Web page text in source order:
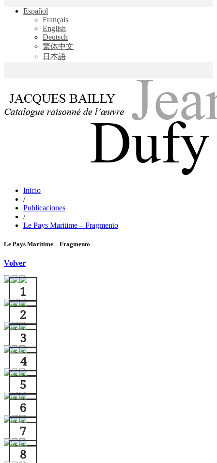
Jean Dufy
Jacques Bailly - Catalogue raisonné de l'œuvre de Jean Dufy
Español
Français
English
Deutsch
繁体中文
日本語
Jean Dufy
Jacques Bailly - Catalogue raisonné de l'œuvre de Jean Dufy
Inicio
/
Publicaciones
/
Le Pays Maritime – Fragmento
Le Pays Maritime – Fragmento
Volver
1
2
3
4
5
6
7
8